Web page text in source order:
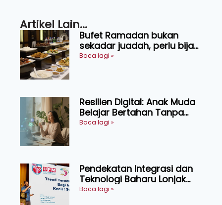
Artikel Lain...
Bufet Ramadan bukan
sekadar juadah, perlu bijak
memilih dan selamat
Baca lagi »
Resilien Digital: Anak Muda
Belajar Bertahan Tanpa
Perlu Menekan Diri
Baca lagi »
Pendekatan Integrasi dan
Teknologi Baharu Lonjak
Produktiviti Ternakan
Baca lagi »